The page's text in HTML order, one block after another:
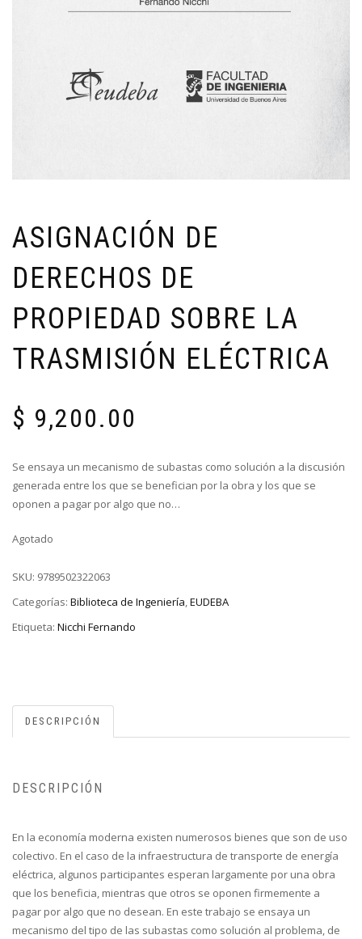
ASIGNACIÓN DE
DERECHOS DE
PROPIEDAD SOBRE LA
TRASMISIÓN ELÉCTRICA
$ 9,200.00
Se ensaya un mecanismo de subastas como solución a la discusión
generada entre los que se benefician por la obra y los que se
oponen a pagar por algo que no…
Agotado
SKU: 9789502322063
Categorías: Biblioteca de Ingeniería,EUDEBA
Etiqueta: Nicchi Fernando
DESCRIPCIÓN
DESCRIPCIÓN
En la economía moderna existen numerosos bienes que son de uso
colectivo. En el caso de la infraestructura de transporte de energía
eléctrica, algunos participantes esperan largamente por una obra
que los beneficia, mientras que otros se oponen firmemente a
pagar por algo que no desean. En este trabajo se ensaya un
mecanismo del tipo de las subastas como solución al problema, de